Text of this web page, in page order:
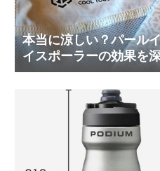
本当に涼しい？パール
イスポーラーの効果を
ってみた